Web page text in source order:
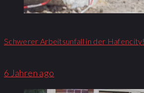
Schwerer Arbeitsunfall in der Hafencity!
6 Jahren ago